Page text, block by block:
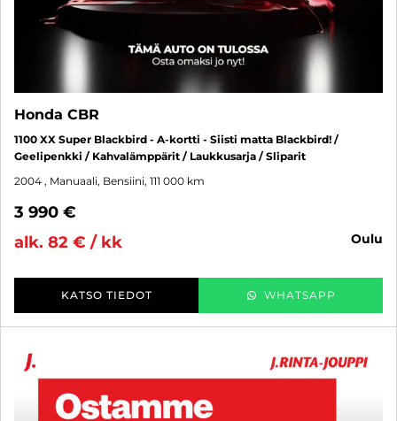
Honda CBR
1100 XX Super Blackbird - A-kortti - Siisti matta Blackbird! /
Geelipenkki / Kahvalämppärit / Laukkusarja / Sliparit
2004 , Manuaali, Bensiini, 111 000 km
3 990 €
alk. 82 € / kk
oulu
KATSO TIEDOT WHATSAPP